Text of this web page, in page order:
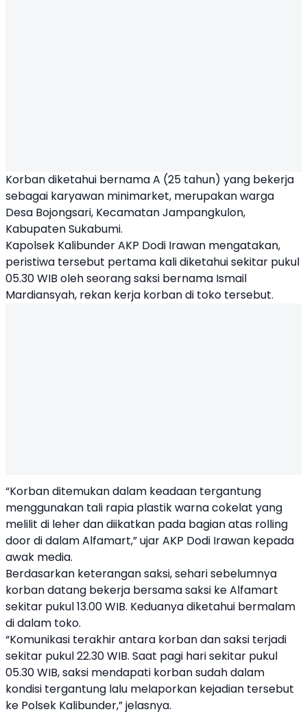
Korban diketahui bernama A (25 tahun) yang bekerja
sebagai karyawan minimarket, merupakan warga
Desa Bojongsari, Kecamatan Jampangkulon,
Kabupaten Sukabumi.
Kapolsek Kalibunder AKP Dodi Irawan mengatakan,
peristiwa tersebut pertama kali diketahui sekitar pukul
05.30 WIB oleh seorang saksi bernama Ismail
Mardiansyah, rekan kerja korban di toko tersebut.
“Korban ditemukan dalam keadaan tergantung
menggunakan tali rapia plastik warna cokelat yang
melilit di leher dan diikatkan pada bagian atas rolling
door di dalam Alfamart,” ujar AKP Dodi Irawan kepada
awak media.
Berdasarkan keterangan saksi, sehari sebelumnya
korban datang bekerja bersama saksi ke Alfamart
sekitar pukul 13.00 WIB. Keduanya diketahui bermalam
di dalam toko.
“Komunikasi terakhir antara korban dan saksi terjadi
sekitar pukul 22.30 WIB. Saat pagi hari sekitar pukul
05.30 WIB, saksi mendapati korban sudah dalam
kondisi tergantung lalu melaporkan kejadian tersebut
ke Polsek Kalibunder,” jelasnya.